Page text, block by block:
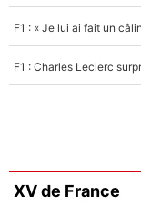
XV de France